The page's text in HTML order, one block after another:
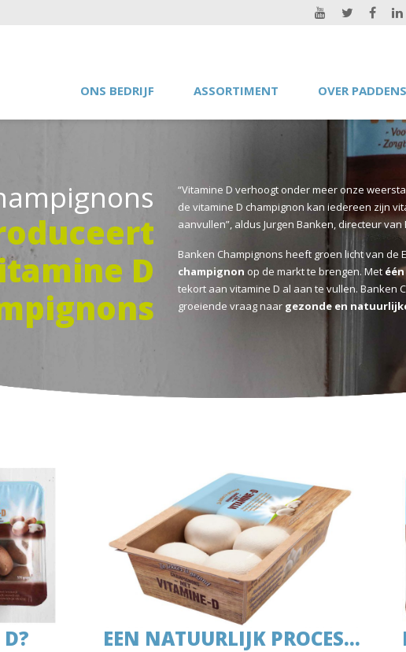
ONS BEDRIJF ASSORTIMENT OVER
D
“Vitamine D verhoogt onder meer onze
de vitamine D champignon kan iedereen zijn
aanvullen”, aldus Jurgen Banken, directeur
Banken Champignons heeft groen licht van de
champignon op de markt te brengen. Met
tekort aan vitamine D al aan te vullen. Banken
groeiende vraag naar gezonde en
EEN NATUURLIJK PROCES…